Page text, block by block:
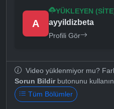
A
YÜKLEYEN
ayyildizbeta
Profili Gör
Video yüklenmiyor mu?
Sorun Bildirbutonunu kullanın.
Tüm Bölümler